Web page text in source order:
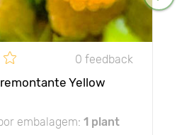
0 feedback
Yellow
embalagem: 1 plant